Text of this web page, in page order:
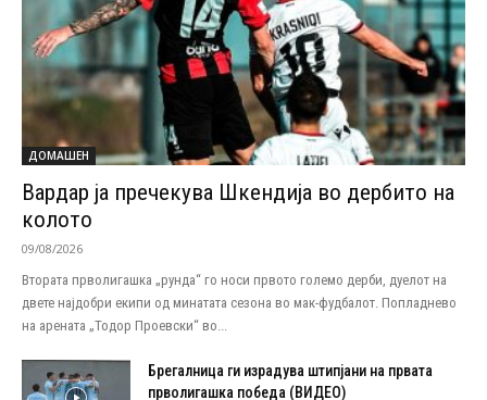
ДОМАШЕН
Вардар ја пречекува Шкендија во дербито на
колото
09/08/2026
Втората прволигашка „рунда“ го носи првото големо дерби, дуелот на
двете најдобри екипи од минатата сезона во мак-фудбалот. Попладнево
на арената „Тодор Проевски“ во...
Брегалница ги израдува штипјани на првата
прволигашка победа (ВИДЕО)